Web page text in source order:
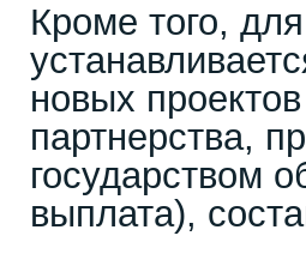
Кроме того,
новых
партнерства,
государством
выплата),